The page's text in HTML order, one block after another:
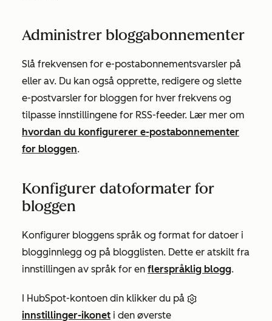
Administrer bloggabonnementer
Slå frekvensen for e-postabonnementsvarsler på
eller av. Du kan også opprette, redigere og slette
e-postvarsler for bloggen for hver frekvens og
tilpasse innstillingene for RSS-feeder. Lær mer om
hvordan du konfigurerer e-postabonnementer
for bloggen.
Konfigurer datoformater for
bloggen
Konfigurer bloggens språk og format for datoer i
blogginnlegg og på blogglisten. Dette er atskilt fra
innstillingen av språk for en flerspråklig blogg.
I HubSpot-kontoen din klikker du på
innstillinger-ikonet i den øverste